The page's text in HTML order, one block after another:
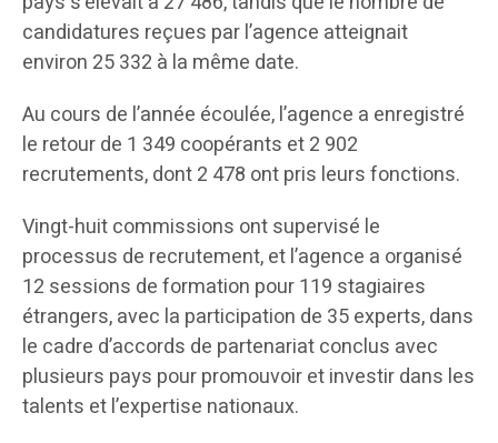
candidatures reçues par l’agence atteignait
environ 25 332 à la même date.
Au cours de l’année écoulée, l’agence a enregistré
le retour de 1 349 coopérants et 2 902
recrutements, dont 2 478 ont pris leurs fonctions.
Vingt-huit commissions ont supervisé le
processus de recrutement, et l’agence a organisé
12 sessions de formation pour 119 stagiaires
étrangers, avec la participation de 35 experts, dans
le cadre d’accords de partenariat conclus avec
plusieurs pays pour promouvoir et investir dans les
talents et l’expertise nationaux.